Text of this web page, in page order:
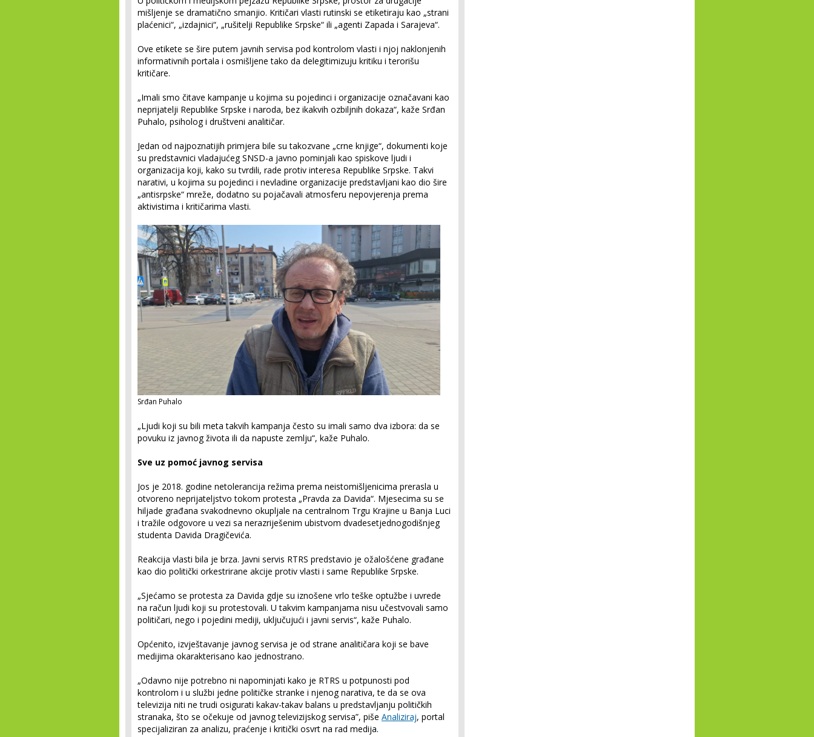
mišljenje se dramatično smanjio. Kritičari vlasti rutinski se etiketiraju kao „strani
plaćenici“, „izdajnici“, „rušitelji Republike Srpske“ ili „agenti Zapada i Sarajeva“.
Ove etikete se šire putem javnih servisa pod kontrolom vlasti i njoj naklonjenih
informativnih portala i osmišljene tako da delegitimizuju kritiku i terorišu
kritičare.
„Imali smo čitave kampanje u kojima su pojedinci i organizacije označavani kao
neprijatelji Republike Srpske i naroda, bez ikakvih ozbiljnih dokaza“, kaže Srđan
Puhalo, psiholog i društveni analitičar.
Jedan od najpoznatijih primjera bile su takozvane „crne knjige“, dokumenti koje
su predstavnici vladajućeg SNSD-a javno pominjali kao spiskove ljudi i
organizacija koji, kako su tvrdili, rade protiv interesa Republike Srpske. Takvi
narativi, u kojima su pojedinci i nevladine organizacije predstavljani kao dio šire
„antisrpske“ mreže, dodatno su pojačavali atmosferu nepovjerenja prema
aktivistima i kritičarima vlasti.
Srđan Puhalo
„Ljudi koji su bili meta takvih kampanja često su imali samo dva izbora: da se
povuku iz javnog života ili da napuste zemlju“, kaže Puhalo.
Sve uz pomoć javnog servisa
Jos je 2018. godine netolerancija režima prema neistomišljenicima prerasla u
otvoreno neprijateljstvo tokom protesta „Pravda za Davida“. Mjesecima su se
hiljade građana svakodnevno okupljale na centralnom Trgu Krajine u Banja Luci
i tražile odgovore u vezi sa nerazriješenim ubistvom dvadesetjednogodišnjeg
studenta Davida Dragičevića.
Reakcija vlasti bila je brza. Javni servis RTRS predstavio je ožalošćene građane
kao dio politički orkestrirane akcije protiv vlasti i same Republike Srpske.
„Sjećamo se protesta za Davida gdje su iznošene vrlo teške optužbe i uvrede
na račun ljudi koji su protestovali. U takvim kampanjama nisu učestvovali samo
političari, nego i pojedini mediji, uključujući i javni servis“, kaže Puhalo.
Općenito, izvještavanje javnog servisa je od strane analitičara koji se bave
medijima okarakterisano kao jednostrano.
„Odavno nije potrebno ni napominjati kako je RTRS u potpunosti pod
kontrolom i u službi jedne političke stranke i njenog narativa, te da se ova
televizija niti ne trudi osigurati kakav-takav balans u predstavljanju političkih
stranaka, što se očekuje od javnog televizijskog servisa”, piše Analiziraj, portal
specijaliziran za analizu, praćenje i kritički osvrt na rad medija.